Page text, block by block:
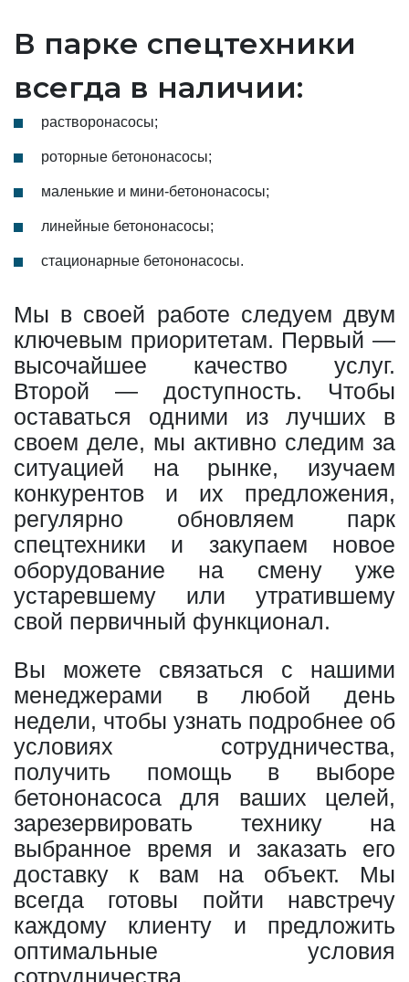
В парке спецтехники
всегда в наличии:
растворонасосы;
роторные бетононасосы;
маленькие и мини-бетононасосы;
линейные бетононасосы;
стационарные бетононасосы.
Мы в своей работе следуем двум
ключевым приоритетам. Первый —
высочайшее качество услуг.
Второй — доступность. Чтобы
оставаться одними из лучших в
своем деле, мы активно следим за
ситуацией на рынке, изучаем
конкурентов и их предложения,
регулярно обновляем парк
спецтехники и закупаем новое
оборудование на смену уже
устаревшему или утратившему
свой первичный функционал.
Вы можете связаться с нашими
менеджерами в любой день
недели, чтобы узнать подробнее об
условиях сотрудничества,
получить помощь в выборе
бетононасоса для ваших целей,
зарезервировать технику на
выбранное время и заказать его
доставку к вам на объект. Мы
всегда готовы пойти навстречу
каждому клиенту и предложить
оптимальные условия
сотрудничества.